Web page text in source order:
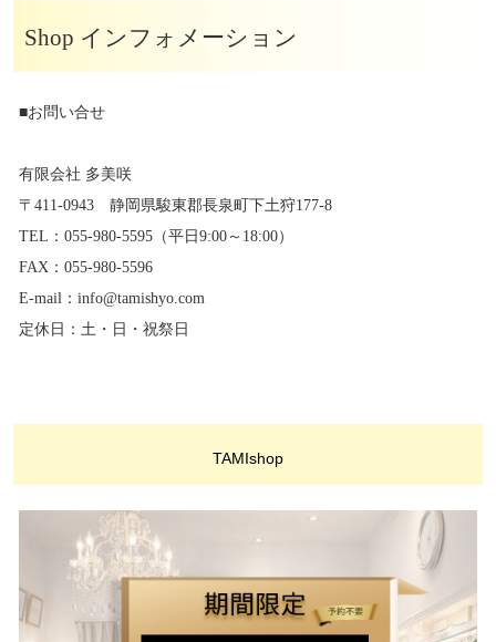
Shop インフォメーション
■お問い合せ
有限会社 多美咲
〒411-0943 静岡県駿東郡長泉町下土狩177-8
TEL：055-980-5595（平日9:00～18:00）
FAX：055-980-5596
E-mail：info@tamishyo.com
定休日：土・日・祝祭日
TAMIshop